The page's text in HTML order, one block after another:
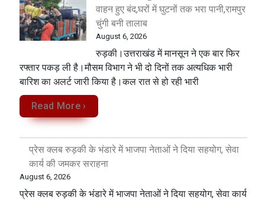
वाहन हुए बंद,घरों में घुटनों तक भरा पानी,रामपुर
चुंगी बनी तालाब
August 6, 2026
रुड़की।उत्तराखंड में मानसून ने एक बार फिर
रफ्तार पकड़ ली है।मौसम विभाग ने भी दो दिनों तक अत्यधिक भारी
बारिश का अलर्ट जारी किया है।कल रात से हो रही भारी
Read More ›
प्रेस क्लब रुड़की के भंडारे में भाजपा नेताओं ने दिया सहयोग, सेवा
कार्य की जमकर सराहना
August 6, 2026
प्रेस क्लब रुड़की के भंडारे में भाजपा नेताओं ने दिया सहयोग, सेवा कार्य